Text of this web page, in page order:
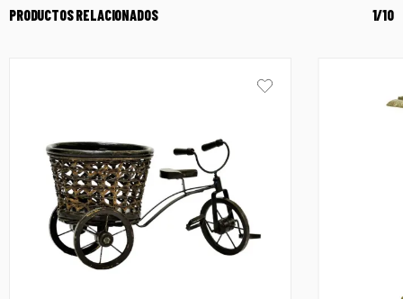
PRODUCTOS RELACIONADOS 1/10